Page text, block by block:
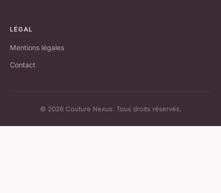
LÉGAL
Mentions légales
Contact
© 2026 Couture Nexus. Tous droits réservés.